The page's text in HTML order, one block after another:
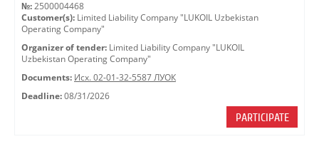
№: 2500004468
Customer(s): Limited Liability Company "LUKOIL Uzbekistan
Operating Company"
Organizer of tender: Limited Liability Company "LUKOIL
Uzbekistan Operating Company"
Documents: Исх. 02-01-32-5587 ЛУОК
Deadline: 08/31/2026
PARTICIPATE